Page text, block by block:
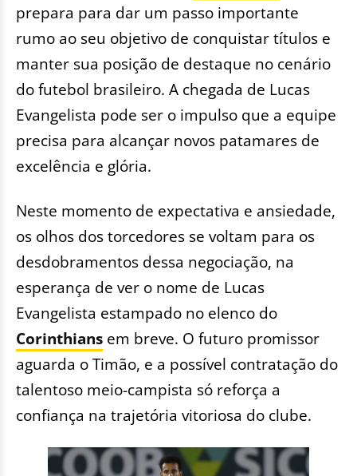
prepara para dar um passo importante
rumo ao seu objetivo de conquistar títulos e
manter sua posição de destaque no cenário
do futebol brasileiro. A chegada de Lucas
Evangelista pode ser o impulso que a equipe
precisa para alcançar novos patamares de
excelência e glória.
Neste momento de expectativa e ansiedade,
os olhos dos torcedores se voltam para os
desdobramentos dessa negociação, na
esperança de ver o nome de Lucas
Evangelista estampado no elenco do
Corinthians em breve. O futuro promissor
aguarda o Timão, e a possível contratação do
talentoso meio-campista só reforça a
confiança na trajetória vitoriosa do clube.